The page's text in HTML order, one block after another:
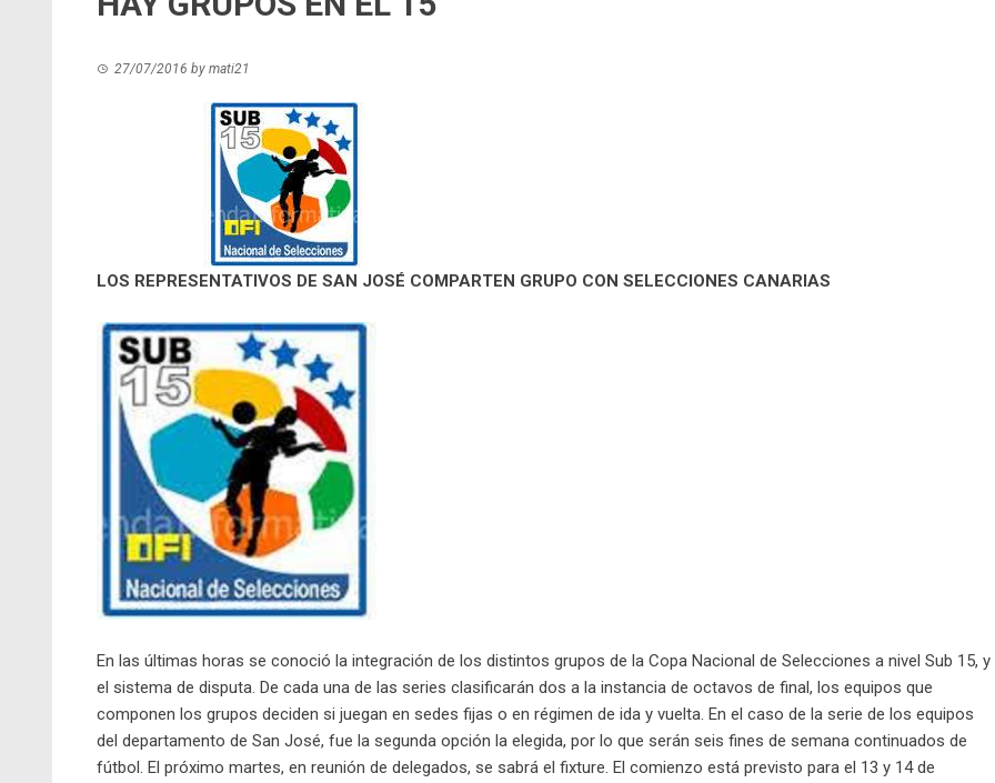
27/07/2016 by mati21
LOS REPRESENTATIVOS DE SAN JOSÉ COMPARTEN GRUPO CON SELECCIONES CANARIAS
En las últimas horas se conoció la integración de los distintos grupos de la Copa Nacional de Selecciones a nivel Sub 15, y
el sistema de disputa. De cada una de las series clasificarán dos a la instancia de octavos de final, los equipos que
componen los grupos deciden si juegan en sedes fijas o en régimen de ida y vuelta. En el caso de la serie de los equipos
del departamento de San José, fue la segunda opción la elegida, por lo que serán seis fines de semana continuados de
fútbol. El próximo martes, en reunión de delegados, se sabrá el fixture. El comienzo está previsto para el 13 y 14 de